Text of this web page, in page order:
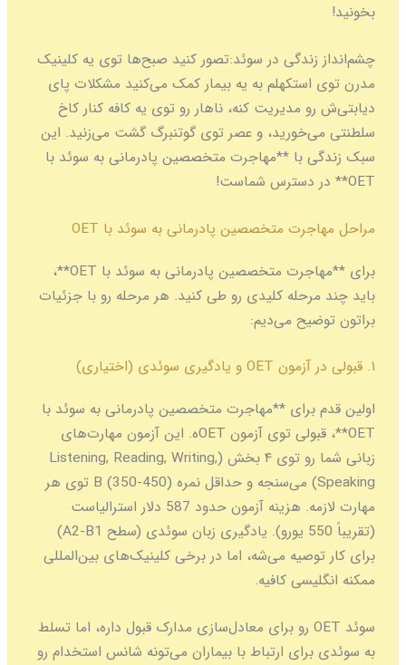
بخونید!
چشم‌انداز زندگی در سوئد:تصور کنید صبح‌ها توی یه کلینیک
مدرن توی استکهلم به یه بیمار کمک می‌کنید مشکلات پای
دیابتی‌ش رو مدیریت کنه، ناهار رو توی یه کافه کنار کاخ
سلطنتی می‌خورید، و عصر توی گوتنبرگ گشت می‌زنید. این
سبک زندگی با **مهاجرت متخصصین پادرمانی به سوئد با
OET** در دسترس شماست!
مراحل مهاجرت متخصصین پادرمانی به سوئد با OET
برای **مهاجرت متخصصین پادرمانی به سوئد با OET**،
باید چند مرحله کلیدی رو طی کنید. هر مرحله رو با جزئیات
براتون توضیح می‌دیم:
۱. قبولی در آزمون OET و یادگیری سوئدی (اختیاری)
اولین قدم برای **مهاجرت متخصصین پادرمانی به سوئد با
OET**، قبولی توی آزمون OETه. این آزمون مهارت‌های
زبانی شما رو توی ۴ بخش (Listening, Reading, Writing,
Speaking) می‌سنجه و حداقل نمره B (350-450) توی هر
مهارت لازمه. هزینه آزمون حدود 587 دلار استرالیاست
(تقریباً 550 یورو). یادگیری زبان سوئدی (سطح A2-B1)
برای کار توصیه می‌شه، اما در برخی کلینیک‌های بین‌المللی
ممکنه انگلیسی کافیه.
سوئد OET رو برای معادل‌سازی مدارک قبول داره، اما تسلط
به سوئدی برای ارتباط با بیماران می‌تونه شانس استخدام رو